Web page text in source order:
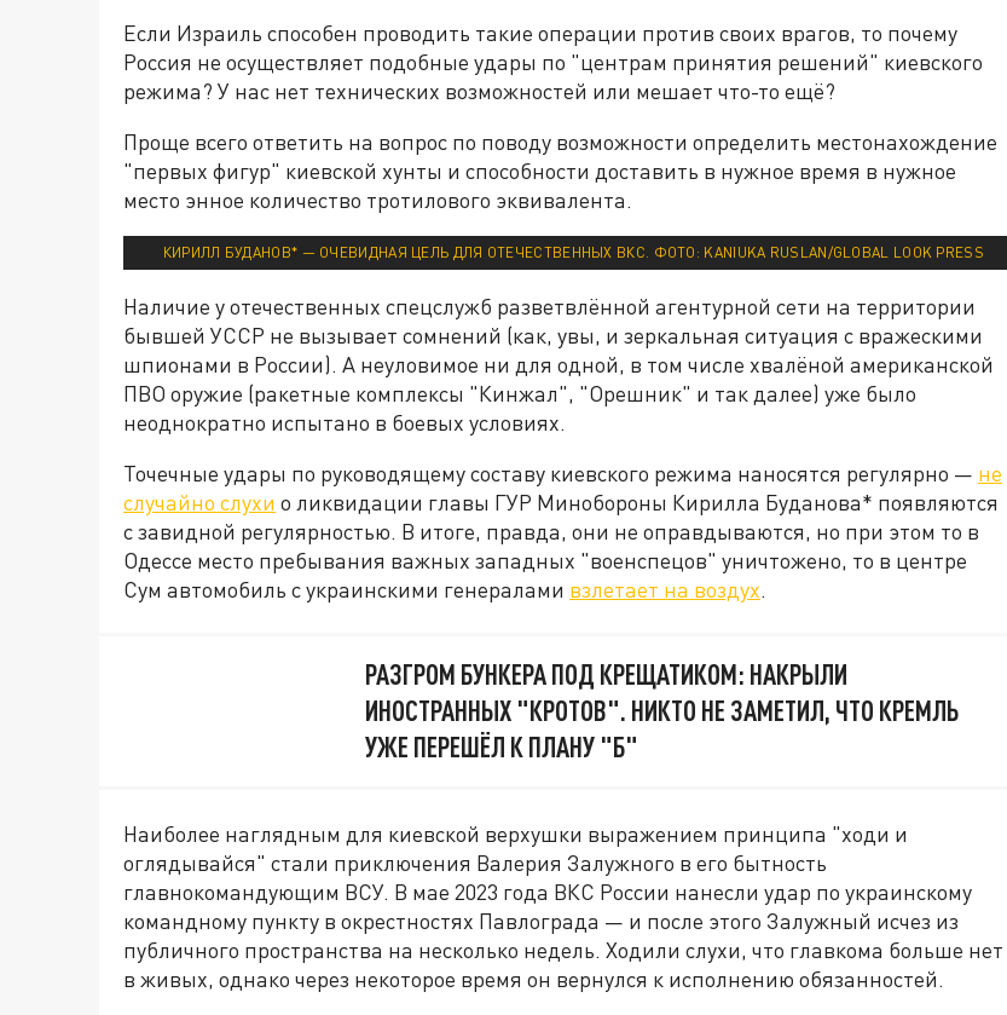
Если Израиль способен проводить такие операции против своих врагов, то почему
Россия не осуществляет подобные удары по "центрам принятия решений" киевского
режима? У нас нет технических возможностей или мешает что-то ещё?
Проще всего ответить на вопрос по поводу возможности определить местонахождение
"первых фигур" киевской хунты и способности доставить в нужное время в нужное
место энное количество тротилового эквивалента.
КИРИЛЛ БУДАНОВ* — ОЧЕВИДНАЯ ЦЕЛЬ ДЛЯ ОТЕЧЕСТВЕННЫХ ВКС. ФОТО: KANIUKA RUSLAN/GLOBAL LOOK PRESS
Наличие у отечественных спецслужб разветвлённой агентурной сети на территории
бывшей УССР не вызывает сомнений (как, увы, и зеркальная ситуация с вражескими
шпионами в России). А неуловимое ни для одной, в том числе хвалёной американской
ПВО оружие (ракетные комплексы "Кинжал", "Орешник" и так далее) уже было
неоднократно испытано в боевых условиях.
Точечные удары по руководящему составу киевского режима наносятся регулярно — не
случайно слухи о ликвидации главы ГУР Минобороны Кирилла Буданова* появляются
с завидной регулярностью. В итоге, правда, они не оправдываются, но при этом то в
Одессе место пребывания важных западных "военспецов" уничтожено, то в центре
Сум автомобиль с украинскими генералами взлетает на воздух.
РАЗГРОМ БУНКЕРА ПОД КРЕЩАТИКОМ: НАКРЫЛИ
ИНОСТРАННЫХ "КРОТОВ". НИКТО НЕ ЗАМЕТИЛ, ЧТО КРЕМЛЬ
УЖЕ ПЕРЕШЁЛ К ПЛАНУ "Б"
Наиболее наглядным для киевской верхушки выражением принципа "ходи и
оглядывайся" стали приключения Валерия Залужного в его бытность
главнокомандующим ВСУ. В мае 2023 года ВКС России нанесли удар по украинскому
командному пункту в окрестностях Павлограда — и после этого Залужный исчез из
публичного пространства на несколько недель. Ходили слухи, что главкома больше нет
в живых, однако через некоторое время он вернулся к исполнению обязанностей.